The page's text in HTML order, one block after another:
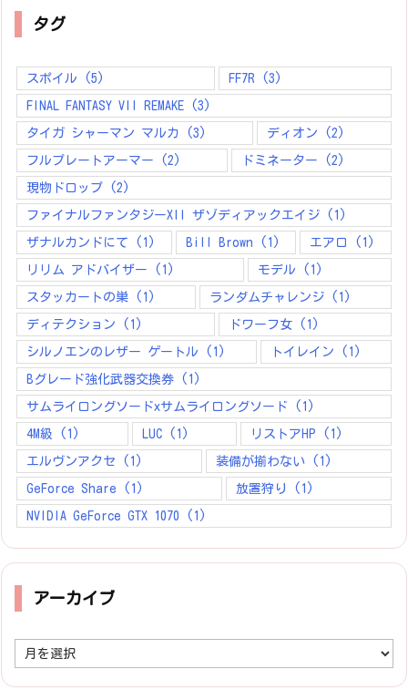
タグ
スポイル (5) FF7R (3)
FINAL FANTASY VII REMAKE (3)
タイガ シャーマン マルカ (3) ディオン (2)
フルプレートアーマー (2) ドミネーター (2)
現物ドロップ (2)
ファイナルファンタジーXII ザゾディアックエイジ (1)
ザナルカンドにて (1) Bill Brown (1) エアロ (1)
リリム アドバイザー (1) モデル (1)
スタッカートの巣 (1) ランダムチャレンジ (1)
ディテクション (1) ドワーフ女 (1)
シルノエンのレザー ゲートル (1) トイレイン (1)
Bグレード強化武器交換券 (1)
サムライロングソードxサムライロングソード (1)
4M級 (1) LUC(1) リストアHP (1)
エルヴンアクセ (1) 装備が揃わない (1)
GeForce Share (1) 放置狩り (1)
NVIDIA GeForce GTX 1070 (1)
アーカイブ
ー
カ